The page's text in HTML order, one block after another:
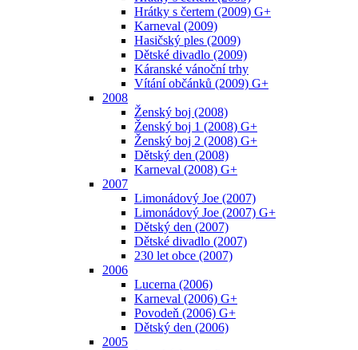
Hrátky s čertem (2009) G+
Karneval (2009)
Hasičský ples (2009)
Dětské divadlo (2009)
Káranské vánoční trhy
Vítání občánků (2009) G+
2008
Ženský boj (2008)
Ženský boj 1 (2008) G+
Ženský boj 2 (2008) G+
Dětský den (2008)
Karneval (2008) G+
2007
Limonádový Joe (2007)
Limonádový Joe (2007) G+
Dětský den (2007)
Dětské divadlo (2007)
230 let obce (2007)
2006
Lucerna (2006)
Karneval (2006) G+
Povodeň (2006) G+
Dětský den (2006)
2005